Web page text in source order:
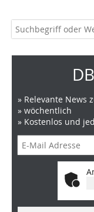
» Relevante News
» wöchentlich
» Kostenlos und